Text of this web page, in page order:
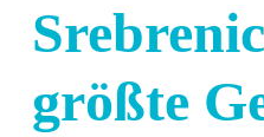
größte